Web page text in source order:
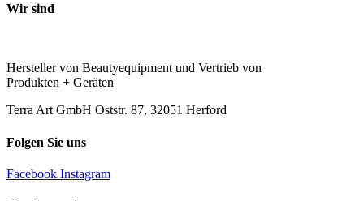
Wir sind
Hersteller von Beautyequipment und Vertrieb von
Produkten + Geräten
Terra Art GmbH Oststr. 87, 32051 Herford
Folgen Sie uns
Facebook Instagram